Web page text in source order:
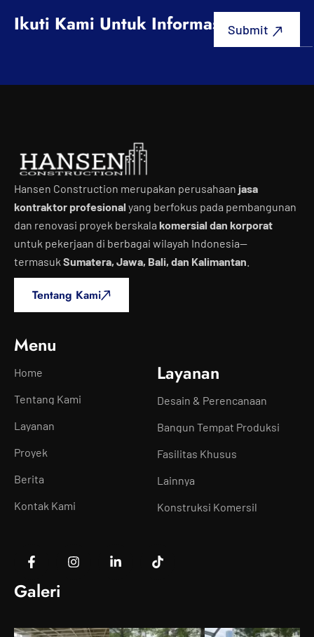
Ikuti Kami Untuk Informasi Terbaru
Hansen Construction merupakan perusahaan jasa
kontraktor profesional yang berfokus pada pembangunan
dan renovasi proyek berskala komersial dan korporat
untuk pekerjaan di berbagai wilayah Indonesia—
termasuk Sumatera, Jawa, Bali, dan Kalimantan
Tentang Kami
Menu
Home
Tentang Kami
Layanan
Proyek
Berita
Kontak Kami
Layanan
Desain & Perencanaan
Bangun Tempat Produksi
Fasilitas Khusus
Lainnya
Konstruksi Komersil
Galeri